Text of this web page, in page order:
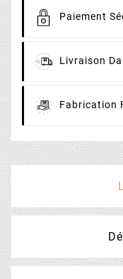
Paiement
Livraison
Fabrication